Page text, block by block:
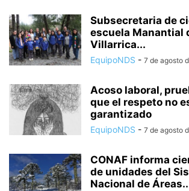
Subsecretaria de
escuela Manantial
Villarrica...
EquipoNDS - 7 de agosto
Acoso laboral,
que el respeto no
garantizado
EquipoNDS - 7 de agosto
CONAF informa
de unidades del
Nacional de